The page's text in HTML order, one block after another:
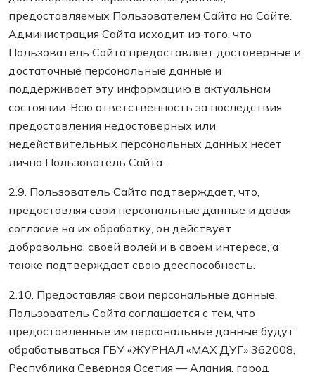
предоставляемых Пользователем Сайта на Сайте.
Администрация Сайта исходит из того, что
Пользователь Сайта предоставляет достоверные и
достаточные персональные данные и
поддерживает эту информацию в актуальном
состоянии. Всю ответственность за последствия
предоставления недостоверных или
недействительных персональных данных несет
лично Пользователь Сайта.
2.9. Пользователь Сайта подтверждает, что,
предоставляя свои персональные данные и давая
согласие на их обработку, он действует
добровольно, своей волей и в своем интересе, а
также подтверждает свою дееспособность.
2.10. Предоставляя свои персональные данные,
Пользователь Сайта соглашается с тем, что
предоставленные им персональные данные будут
обрабатываться ГБУ «ЖУРНАЛ «МАХ ДУГ» 362008,
Республика Северная Осетия — Алания, город